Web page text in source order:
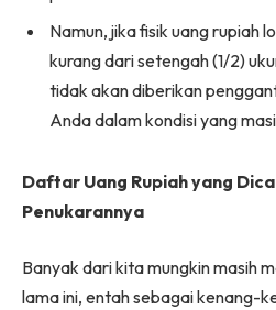
Namun, jika fisik uang rupiah
kurang dari setengah (1/2)
tidak akan diberikan
Anda dalam kondisi yang
Daftar Uang Rupiah yang
Penukarannya
Banyak dari kita mungkin masih
lama ini, entah sebagai kenang-